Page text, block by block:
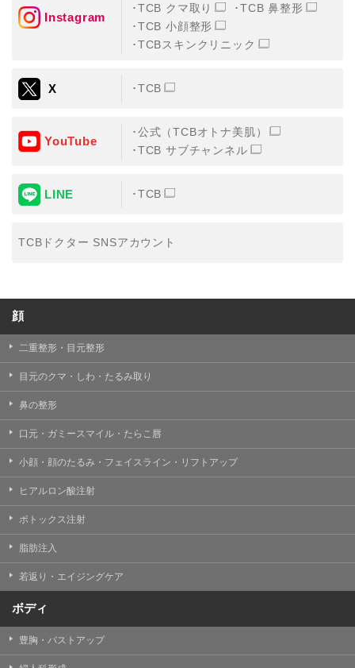
Instagram
TCB クマ取り
TCB 鼻整形
TCB 小顔整形
TCBスキンクリニック
X TCB
YouTube
公式（TCBオトナ美肌）
TCB サブチャンネル
LINE TCB
TCBドクター SNSアカウント
顔
二重整形・目元整形
目元のクマ・しわ・たるみ取り
鼻の整形
口元・ガミースマイル・たらこ唇
小顔・顔のたるみ・フェイスライン・リフトアップ
ヒアルロン酸注射
ボトックス注射
脂肪注入
若返り・エイジングケア
ボディ
豊胸・バストアップ